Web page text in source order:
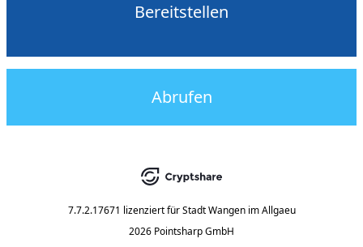
Bereitstellen
Abrufen
7.7.2.17671 lizenziert für Stadt Wangen im Allgaeu
2026 Pointsharp GmbH